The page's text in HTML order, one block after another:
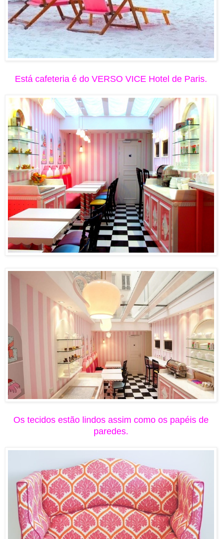
Está cafeteria é do VERSO VICE Hotel de Paris.
Os tecidos estão lindos assim como os papéis de
paredes.